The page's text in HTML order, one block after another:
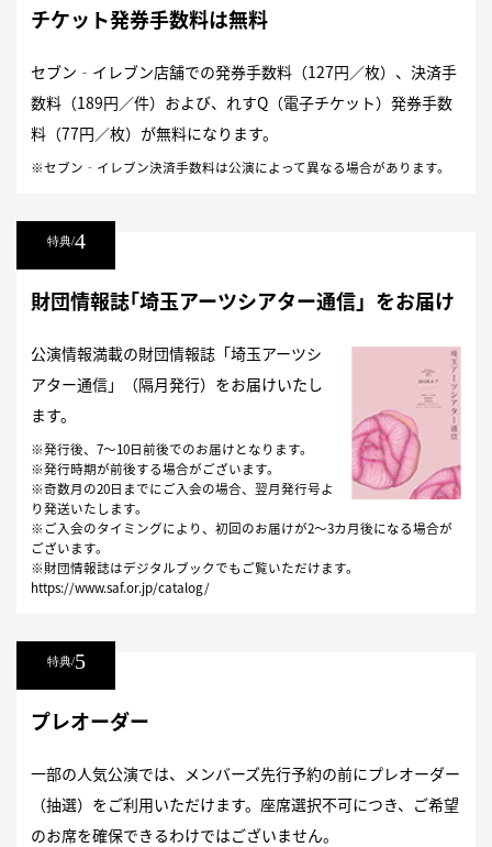
チケット発券手数料は無料
セブン‐イレブン店舗での発券手数料（127円／枚）、決済手
数料（189円／件）および、れすQ（電子チケット）発券手数
料（77円／枚）が無料になります。
※セブン‐イレブン決済手数料は公演によって異なる場合があります。
特典/4
財団情報誌｢埼玉アーツシアター通信」をお届け
公演情報満載の財団情報誌「埼玉アーツシ
アター通信」（隔月発行）をお届けいたし
ます。
※発行後、7～10日前後でのお届けとなります。
※発行時期が前後する場合がございます。
※奇数月の20日までにご入会の場合、翌月発行号よ
り発送いたします。
※ご入会のタイミングにより、初回のお届けが2～3カ月後になる場合が
ございます。
※財団情報誌はデジタルブックでもご覧いただけます。
https://www.saf.or.jp/catalog/
特典/5
プレオーダー
一部の人気公演では、メンバーズ先行予約の前にプレオーダー
（抽選）をご利用いただけます。座席選択不可につき、ご希望
のお席を確保できるわけではございません。